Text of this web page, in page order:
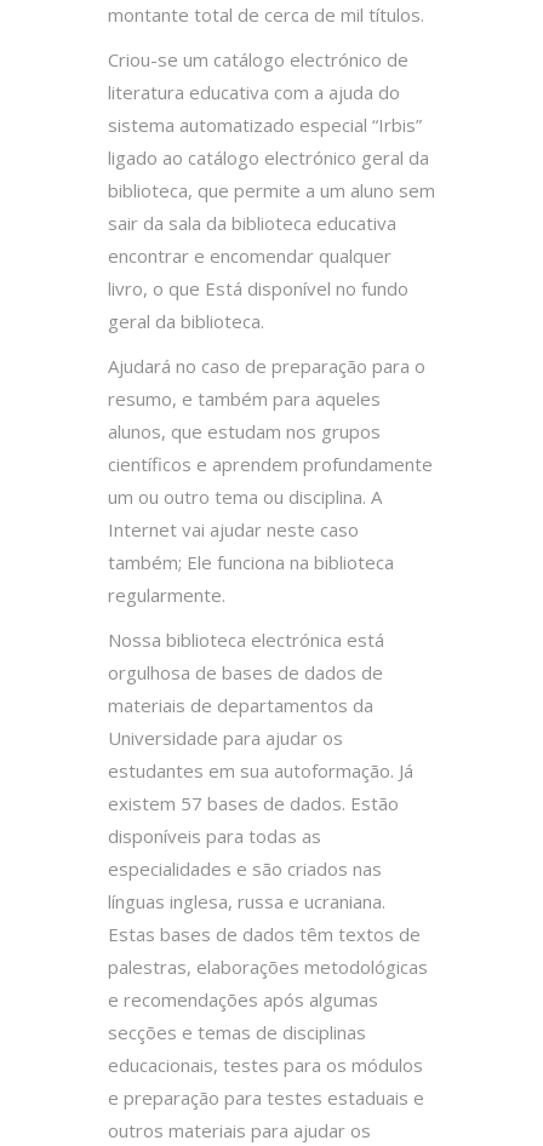
montante total de cerca de mil títulos.
Criou-se um catálogo electrónico de
literatura educativa com a ajuda do
sistema automatizado especial “Irbis”
ligado ao catálogo electrónico geral da
biblioteca, que permite a um aluno sem
sair da sala da biblioteca educativa
encontrar e encomendar qualquer
livro, o que Está disponível no fundo
geral da biblioteca.
Ajudará no caso de preparação para o
resumo, e também para aqueles
alunos, que estudam nos grupos
científicos e aprendem profundamente
um ou outro tema ou disciplina. A
Internet vai ajudar neste caso
também; Ele funciona na biblioteca
regularmente.
Nossa biblioteca electrónica está
orgulhosa de bases de dados de
materiais de departamentos da
Universidade para ajudar os
estudantes em sua autoformação. Já
existem 57 bases de dados. Estão
disponíveis para todas as
especialidades e são criados nas
línguas inglesa, russa e ucraniana.
Estas bases de dados têm textos de
palestras, elaborações metodológicas
e recomendações após algumas
secções e temas de disciplinas
educacionais, testes para os módulos
e preparação para testes estaduais e
outros materiais para ajudar os